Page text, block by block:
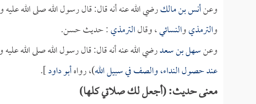
وعنأنس بن مالكرضي الله عنه أنه قال: قال رسول الله صلى الله
والترمذيوالنسائي، وقالالترمذي: حديث حسن.
وعنسهل بن سعدرضي الله عنه أنه قال: قال رسول الله صلى الله
عند حصول النداء، والصف في سبيل الله)، رواهأبو داود].
معنى حديث: (أجعل لك صلاتي كلها)